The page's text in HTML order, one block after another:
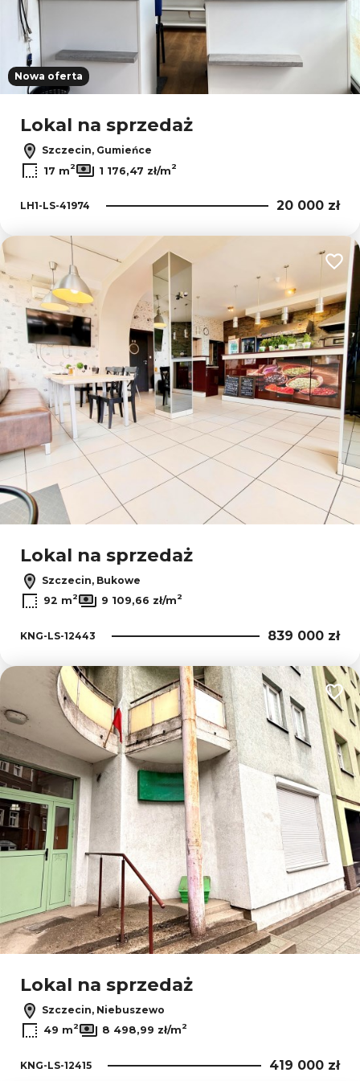
Nowa oferta
Lokal na sprzedaż
Szczecin, Gumieńce
17 m2 1 176,47 zł/m2
LH1-LS-41974 20 000 zł
Lokal na sprzedaż
Szczecin, Bukowe
92 m2 9 109,66 zł/m2
KNG-LS-12443 839 000 zł
Lokal na sprzedaż
Szczecin, Niebuszewo
49 m2 8 498,99 zł/m2
KNG-LS-12415 419 000 zł